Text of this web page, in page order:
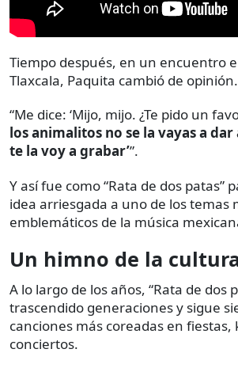
Tiempo después, en un encuentro
Tlaxcala, Paquita cambió de opinión.
“Me dice: ‘Mijo, mijo. ¿Te pido un
los animalitos no se la vayas a dar
te la voy a grabar’”.
Y así fue como “Rata de dos patas”
idea arriesgada a uno de los temas
emblemáticos de la música
Un himno de la
A lo largo de los años, “Rata de dos
trascendido generaciones y sigue
canciones más coreadas en fiestas,
conciertos.